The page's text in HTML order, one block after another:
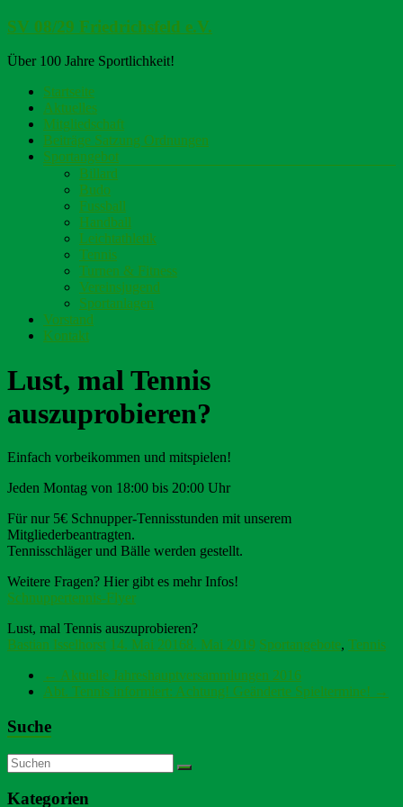
Zum
springen
SV 08/29 Friedrichsfeld e.V.
Über 100 Jahre Sportlichkeit!
Menü
Startseite
Aktuelles
Mitgliedschaft
Beiträge Satzung Ordnungen
Sportangebot
Billard
Budo
Fussball
Handball
Leichtathletik
Tennis
Turnen & Fitness
Vereinsjugend
Sportanlagen
Vorstand
Kontakt
Lust, mal Tennis
auszuprobieren?
Einfach vorbeikommen und mitspielen!
Jeden Montag von 18:00 bis 20:00 Uhr
Für nur 5€ Schnupper-Tennisstunden mit unserem
Mitgliederbeantragten.
Tennisschläger und Bälle werden gestellt.
Weitere Fragen? Hier gibt es mehr Infos!
Schnuppertennis-Flyer
Lust, mal Tennis auszuprobieren?
Bastian Isselhorst 14. Mai 20168. Mai 2019 Sportangebote, Tennis
← Aktuelle Jahreshauptversammlungen 2016
Abt. Tennis informiert: Achtung! Geänderte Spieltermine! →
Suche
Kategorien